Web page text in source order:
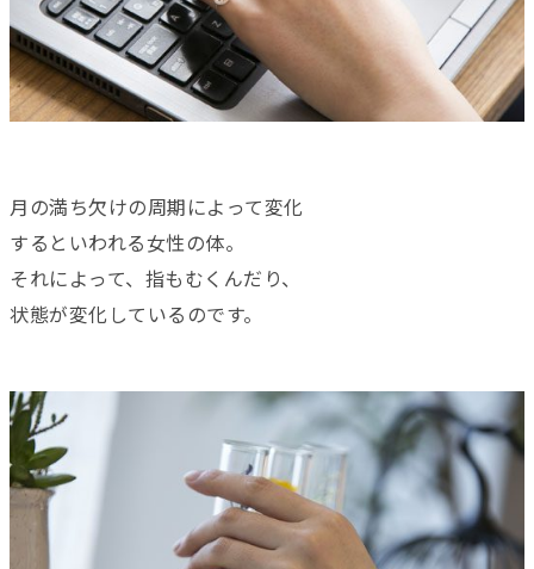
月の満ち欠けの周期によって変化
するといわれる女性の体。
それによって、指もむくんだり、
状態が変化しているのです。